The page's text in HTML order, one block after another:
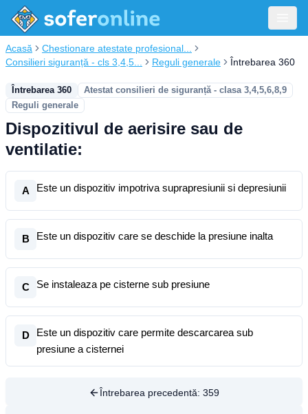
Acasă
Chestionare atestate profesional...
Consilieri siguranță - cls 3,4,5...
Reguli generale Întrebarea 360
Întrebarea 360
Atestat consilieri de siguranță - clasa 3,4,5,6,8,9
Reguli generale
Dispozitivul de aerisire sau de
ventilatie:
A Este un dispozitiv impotriva suprapresiunii si depresiunii
B Este un dispozitiv care se deschide la presiune inalta
C Se instaleaza pe cisterne sub presiune
D
Este un dispozitiv care permite descarcarea sub
presiune a cisternei
Întrebarea precedentă: 359